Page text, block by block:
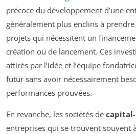
précoce du développement d’une
généralement plus enclins à
projets qui nécessitent un
création ou de lancement. Ces
attirés par l’idée et l’équipe
futur sans avoir nécessairement
performances prouvées.
En revanche, les sociétés de
entreprises qui se trouvent souvent